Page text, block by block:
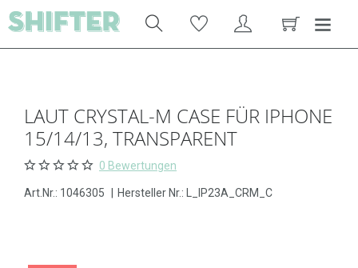
LAUT CRYSTAL-M CASE FÜR IPHONE
15/14/13, TRANSPARENT
0 Bewertungen
Art.Nr.: 1046305 Hersteller Nr.: L_IP23A_CRM_C